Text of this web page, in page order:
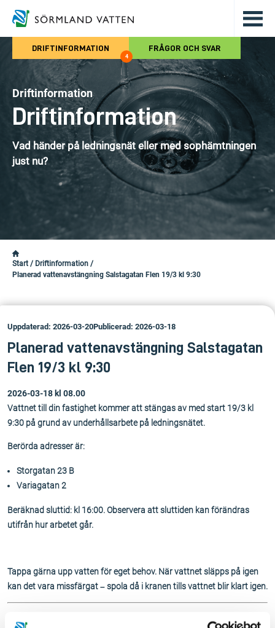
Hoppa till det huvudsakliga
DRIFTINFORMATION
4
FRÅGOR OCH SVAR
Driftinformation
Driftinformation
Vad händer på ledningsnät eller med sophämtningen
just nu?
Start / Driftinformation /
Planerad vattenavstängning Salstagatan Flen 19/3 kl 9:30
Uppdaterad: 2026-03-20Publicerad: 2026-03-18
Planerad vattenavstängning Salstagatan
Flen 19/3 kl 9:30
2026-03-18 kl 08.00
Vattnet till din fastighet kommer att stängas av med start 19/3 kl
9:30 på grund av underhållsarbete på ledningsnätet.
Berörda adresser är:
Storgatan 23 B
Variagatan 2
Beräknad sluttid: kl 16:00. Observera att sluttiden kan förändras
utifrån hur arbetet går.
Tappa gärna upp vatten för eget behov. När vattnet släpps på igen
kan det vara missfärgat – spola då i kranen tills vattnet blir klart igen.